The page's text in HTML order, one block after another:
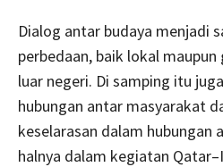
Dialog antar budaya menjadi
perbedaan, baik lokal
luar negeri. Di samping itu
hubungan antar masyarakat
keselarasan dalam hubungan
halnya dalam kegiatan